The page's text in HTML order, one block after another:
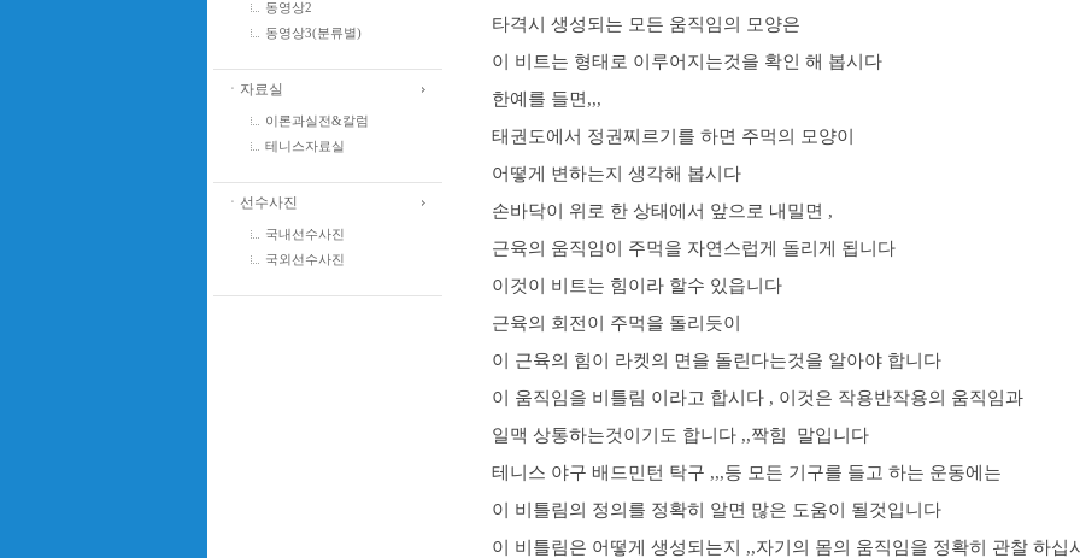
동영상2
동영상3(분류별)
ㆍ자료실
이론과실전&칼럼
테니스자료실
ㆍ선수사진
국내선수사진
국외선수사진
타격시 생성되는 모든 움직임의 모양은
이 비트는 형태로 이루어지는것을 확인 해 봅시다
한예를 들면,,,
태권도에서 정권찌르기를 하면 주먹의 모양이
어떻게 변하는지 생각해 봅시다
손바닥이 위로 한 상태에서 앞으로 내밀면 ,
근육의 움직임이 주먹을 자연스럽게 돌리게 됩니다
이것이 비트는 힘이라 할수 있읍니다
근육의 회전이 주먹을 돌리듯이
이 근육의 힘이 라켓의 면을 돌린다는것을 알아야 합니다
이 움직임을 비틀림 이라고 합시다 , 이것은 작용반작용의 움직임과
일맥 상통하는것이기도 합니다 ,,짝힘 말입니다
테니스 야구 배드민턴 탁구 ,,,등 모든 기구를 들고 하는 운동에는
이 비틀림의 정의를 정확히 알면 많은 도움이 될것입니다
이 비틀림은 어떻게 생성되는지 ,,자기의 몸의 움직임을 정확히 관찰 하십